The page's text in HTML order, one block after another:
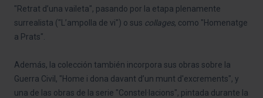
"Retrat d’una vaileta", pasando por la etapa plenamente
surrealista ("L’ampolla de vi") o sus collages, como "Homenatge
a Prats".
Además, la colección también incorpora sus obras sobre la
Guerra Civil, "Home i dona davant d’un munt d'excrements", y
una de las obras de la serie "Constel·lacions", pintada durante la